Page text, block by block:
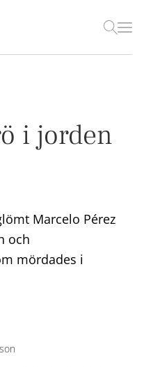
i jorden
Marcelo Pérez
och
mördades i